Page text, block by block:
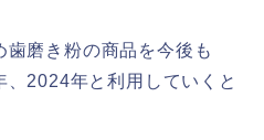
磨き粉の商品を今後も
2024年と利用していくと